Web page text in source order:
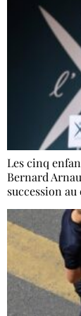
Les cinq
Bernard
succession